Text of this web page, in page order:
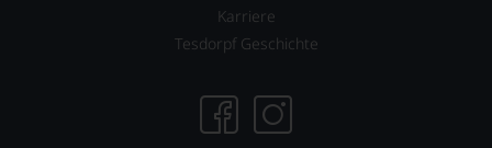
Karriere
Tesdorpf Geschichte